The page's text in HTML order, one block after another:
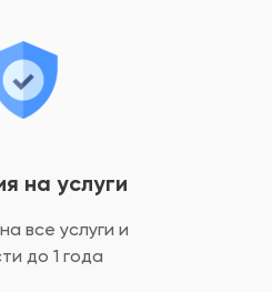
на услуги
все услуги и
до 1 года